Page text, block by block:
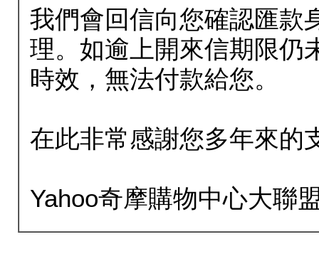
我們會回信向您確認匯款
理。如逾上開來信期限仍
時效，無法付款給您。
在此非常感謝您多年來的
Yahoo奇摩購物中心大